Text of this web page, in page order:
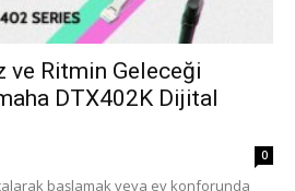
ve Ritmin Geleceği
DTX402K Dijital
0
başlamak veya ev konforunda